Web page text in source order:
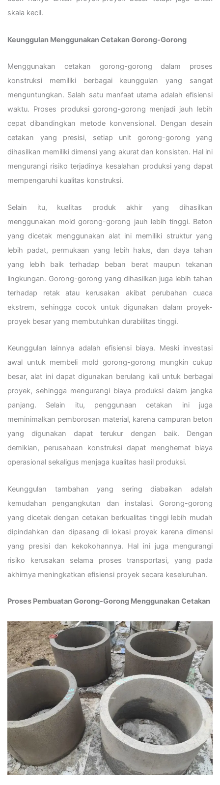
skala kecil.
Keunggulan Menggunakan Cetakan Gorong-Gorong
Menggunakan cetakan gorong-gorong dalam proses
konstruksi memiliki berbagai keunggulan yang sangat
menguntungkan. Salah satu manfaat utama adalah efisiensi
waktu. Proses produksi gorong-gorong menjadi jauh lebih
cepat dibandingkan metode konvensional. Dengan desain
cetakan yang presisi, setiap unit gorong-gorong yang
dihasilkan memiliki dimensi yang akurat dan konsisten. Hal ini
mengurangi risiko terjadinya kesalahan produksi yang dapat
mempengaruhi kualitas konstruksi.
Selain itu, kualitas produk akhir yang dihasilkan
menggunakan mold gorong-gorong jauh lebih tinggi. Beton
yang dicetak menggunakan alat ini memiliki struktur yang
lebih padat, permukaan yang lebih halus, dan daya tahan
yang lebih baik terhadap beban berat maupun tekanan
lingkungan. Gorong-gorong yang dihasilkan juga lebih tahan
terhadap retak atau kerusakan akibat perubahan cuaca
ekstrem, sehingga cocok untuk digunakan dalam proyek-
proyek besar yang membutuhkan durabilitas tinggi.
Keunggulan lainnya adalah efisiensi biaya. Meski investasi
awal untuk membeli mold gorong-gorong mungkin cukup
besar, alat ini dapat digunakan berulang kali untuk berbagai
proyek, sehingga mengurangi biaya produksi dalam jangka
panjang. Selain itu, penggunaan cetakan ini juga
meminimalkan pemborosan material, karena campuran beton
yang digunakan dapat terukur dengan baik. Dengan
demikian, perusahaan konstruksi dapat menghemat biaya
operasional sekaligus menjaga kualitas hasil produksi.
Keunggulan tambahan yang sering diabaikan adalah
kemudahan pengangkutan dan instalasi. Gorong-gorong
yang dicetak dengan cetakan berkualitas tinggi lebih mudah
dipindahkan dan dipasang di lokasi proyek karena dimensi
yang presisi dan kekokohannya. Hal ini juga mengurangi
risiko kerusakan selama proses transportasi, yang pada
akhirnya meningkatkan efisiensi proyek secara keseluruhan.
Proses Pembuatan Gorong-Gorong Menggunakan Cetakan